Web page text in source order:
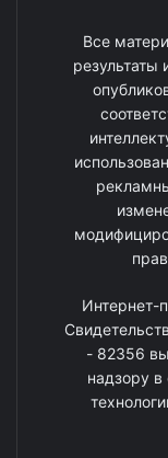
Все
результаты
Интернет-
- 82356
надзору